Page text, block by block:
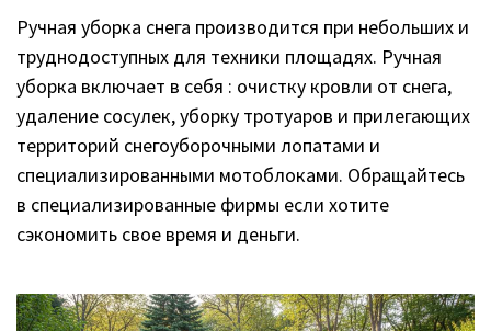
Ручная уборка снега производится при небольших и
труднодоступных для техники площадях. Ручная
уборка включает в себя : очистку кровли от снега,
удаление сосулек, уборку тротуаров и прилегающих
территорий снегоуборочными лопатами и
специализированными мотоблоками. Обращайтесь
в специализированные фирмы если хотите
сэкономить свое время и деньги.